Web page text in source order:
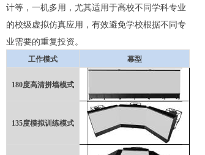
计等，一机多用，尤其适用于高校不同学科专业
的校级虚拟仿真应用，有效避免学校根据不同专
业需要的重复投资。
工作模式 幕型
180度高清拼墙模式
135度模拟训练模式